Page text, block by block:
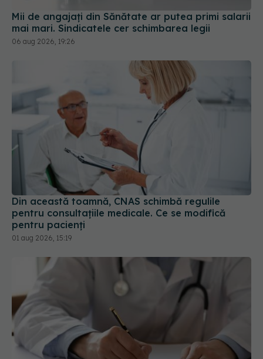
Mii de angajați din Sănătate ar putea primi salarii
mai mari. Sindicatele cer schimbarea legii
06 aug 2026, 19:26
Din această toamnă, CNAS schimbă regulile
pentru consultațiile medicale. Ce se modifică
pentru pacienți
01 aug 2026, 15:19